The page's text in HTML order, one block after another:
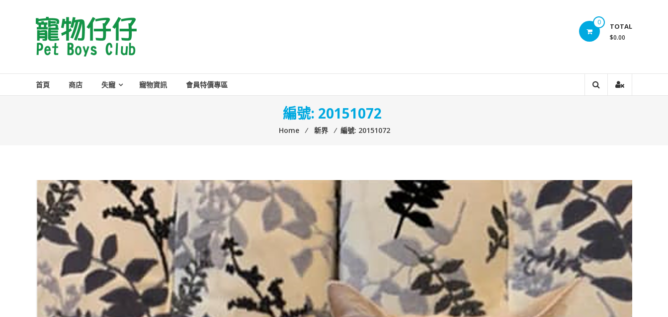
Pet
Boys
Club
0 TOTAL
$0.00
首頁 商店 失寵 寵物資訊 會員特價專區
編號: 20151072 ​
Home ⁄ 新界 ⁄ 編號: 20151072 ​